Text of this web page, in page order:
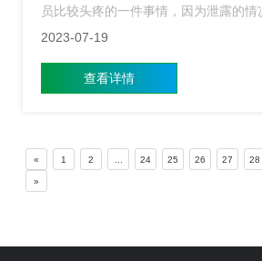
员比较头疼的一件事情，因为泄露的情
和资源的浪费，同时还会影响系统的吸
决方法。
2023-07-19
查看详情
« 1 2 24 25 26 27 28
»